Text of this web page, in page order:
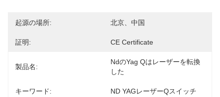
起源の場所: 北京、中国
証明: CE Certificate
製品名:
Ndのyag Qはレーザーを転換
した
キーワード: ND YAGレーザーQスイッチ